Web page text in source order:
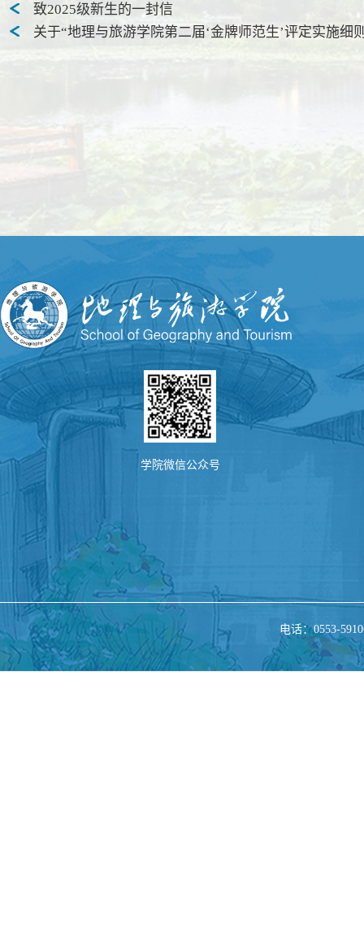
致2025级新生的一封信
关于“地理与旅游学院第二届‘金牌师范生’评定实施细
学院微信公众号
电话：0553-